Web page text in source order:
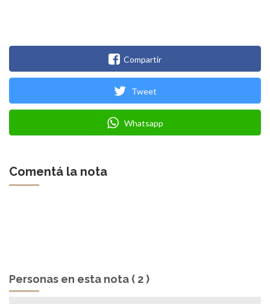
Compartir
Tweet
Whatsapp
Comentá la nota
Personas en esta nota ( 2 )